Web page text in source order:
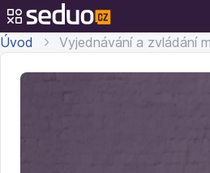
Úvod Vyjednávání a zvládání